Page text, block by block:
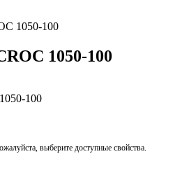
1050-100
1050-100
выберите доступные свойства.